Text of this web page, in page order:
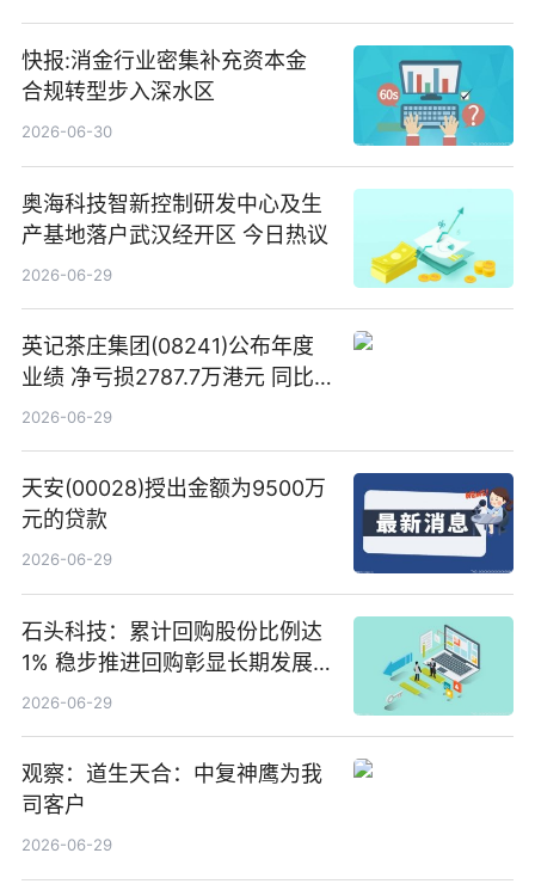
快报:消金行业密集补充资本金
合规转型步入深水区
2026-06-30
奥海科技智新控制研发中心及生
产基地落户武汉经开区 今日热议
2026-06-29
英记茶庄集团(08241)公布年度
业绩 净亏损2787.7万港元 同比
扩大65.15% 焦点速读
2026-06-29
天安(00028)授出金额为9500万
元的贷款
2026-06-29
石头科技：累计回购股份比例达
1% 稳步推进回购彰显长期发展
信心 新动态
2026-06-29
观察：道生天合：中复神鹰为我
司客户
2026-06-29